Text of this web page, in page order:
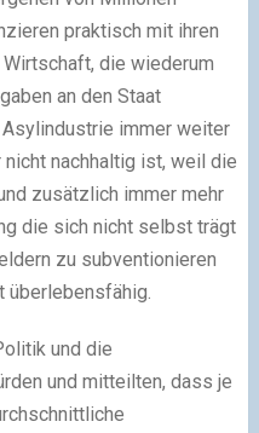
praktisch mit ihren
die wiederum
an den Staat
immer weiter
nachhaltig ist, weil die
zusätzlich immer mehr
die sich nicht selbst trägt
zu subventionieren
überlebensfähig.
und die
und mitteilten, dass je